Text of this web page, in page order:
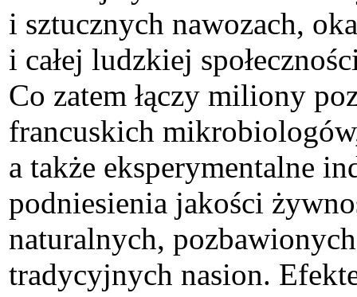
i sztucznych nawozach,
i całej ludzkiej
Co zatem łączy miliony
francuskich
a także eksperymentalne
podniesienia jakości
naturalnych,
tradycyjnych nasion.